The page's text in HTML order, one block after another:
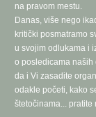
na pravom mestu.
Danas, više nego
kritički posmatramo
u svojim odlukama i
o posledicama naših
da i Vi zasadite
odakle početi, kako
štetočinama... pratite